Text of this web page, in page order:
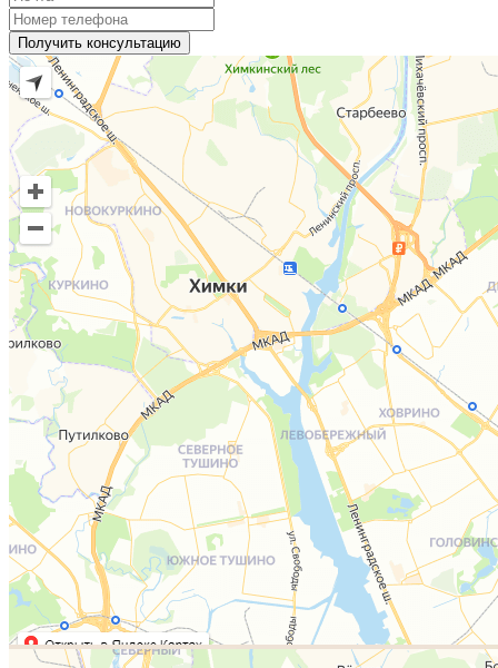
Оплачивайте чеки в мобильном приложении Эстетик
ИНСТРУКЦИЯ ПО ОПЛАТЕ
Не получается оплатить?
Жми подробнее...
Подробнее
Получить консультацию